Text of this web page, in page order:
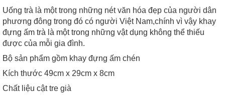
Uống trà là một trong những nét văn hóa đẹp của người dân
phương đông trong đó có người Việt Nam,chính vì vậy khay
đựng ấm trà là một trong những vật dụng không thể thiếu
được của mỗi gia đình.
Bộ sản phẩm gồm khay đựng ấm chén
Kích thước 49cm x 29cm x 8cm
Chất liệu cật tre già